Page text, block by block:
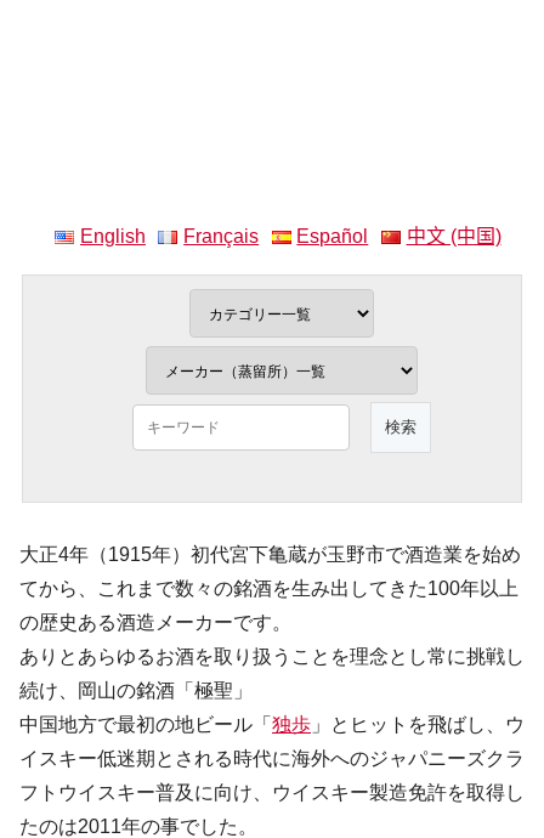
English Français Español 中文 (中国)
大正4年（1915年）初代宮下亀蔵が玉野市で酒造業を始め
てから、これまで数々の銘酒を生み出してきた100年以上
の歴史ある酒造メーカーです。
ありとあらゆるお酒を取り扱うことを理念とし常に挑戦し
続け、岡山の銘酒「極聖」
中国地方で最初の地ビール「 独歩 」とヒットを飛ばし、ウ
イスキー低迷期とされる時代に海外へのジャパニーズクラ
フトウイスキー普及に向け、ウイスキー製造免許を取得し
たのは2011年の事でした。